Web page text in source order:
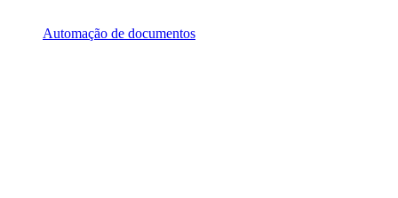
Automação de documentos